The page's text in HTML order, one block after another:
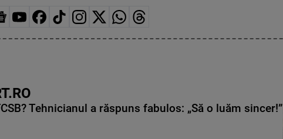
Tehnicianul a răspuns fabulos: „Să o luăm sincer!”